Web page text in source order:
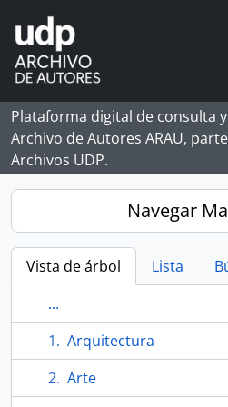
Skip to main content
Plataforma digital de consulta
Archivo de Autores ARAU,
Archivos UDP.
Navegar
Vista de árbol Lista
...
Arquitectura
Arte